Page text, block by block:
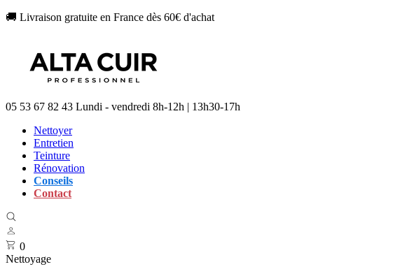
🚚 Livraison gratuite en France dès 60€ d'achat
05 53 67 82 43 Lundi - vendredi 8h-12h | 13h30-17h
Nettoyer
Entretien
Teinture
Rénovation
Conseils
Contact
0
Nettoyage